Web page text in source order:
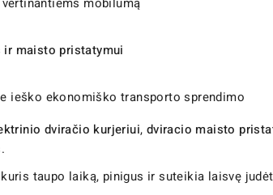
ir maisto pristatymui
ieško ekonomiško transporto sprendimo
dviračio kurjeriui, dviracio maisto
taupo laiką, pinigus ir suteikia laisvę